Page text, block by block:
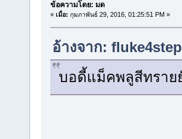
ข้อความโดย: มด
« เมื่อ: กุมภาพันธ์ 29, 2016, 01:25:51 PM »
อ้างจาก:
บอดี้แม็คพลูสีทราย